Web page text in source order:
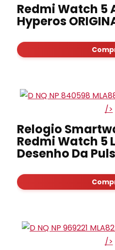
Redmi Watch 5
Hyperos
/>
Relogio
Redmi Watch 5
Desenho Da
/>